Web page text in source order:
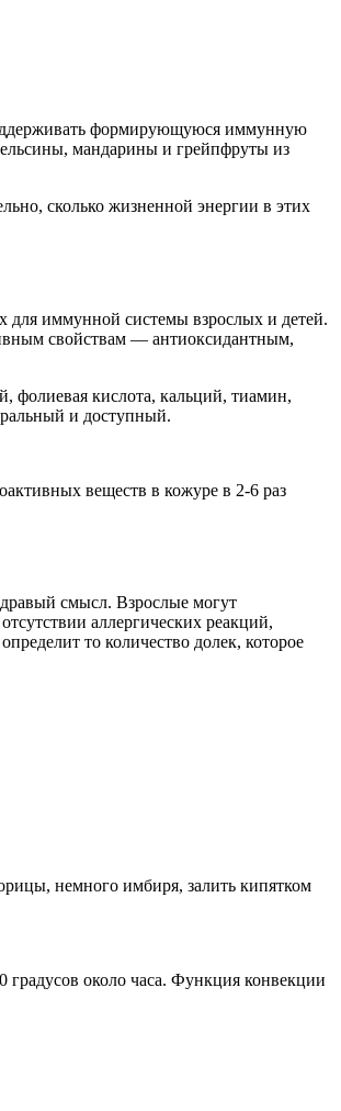
формирующуюся иммунную
мандарины и грейпфруты из
сколько жизненной энергии в этих
для иммунной системы взрослых и детей.
свойствам — антиоксидантным,
фолиевая кислота, кальций, тиамин,
и доступный.
веществ в кожуре в 2-6 раз
смысл. Взрослые могут
аллергических реакций,
то количество долек, которое
немного имбиря, залить кипятком
около часа. Функция конвекции